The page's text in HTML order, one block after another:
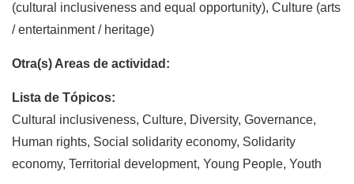
(cultural inclusiveness and equal opportunity), Culture (arts
/ entertainment / heritage)
Otra(s) Areas de actividad:
Lista de Tópicos:
Cultural inclusiveness, Culture, Diversity, Governance,
Human rights, Social solidarity economy, Solidarity
economy, Territorial development, Young People, Youth